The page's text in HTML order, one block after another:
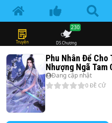
Truyện DS.Chương
230
Phu Nhân Để Cho
Nhượng Ngã Tam
Đang cập nhật
0 ĐỀ CỬ